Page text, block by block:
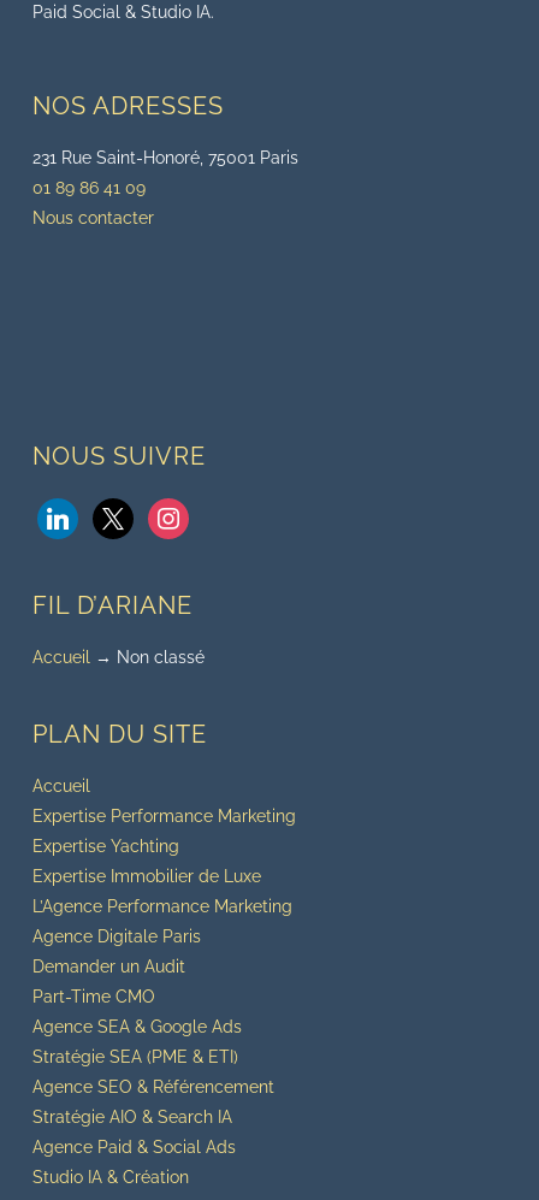
Paid Social & Studio IA.
NOS ADRESSES
231 Rue Saint-Honoré, 75001 Paris
01 89 86 41 09
Nous contacter
NOUS SUIVRE
linkedinx instagram
FIL D’ARIANE
Accueil → Non classé
PLAN DU SITE
Accueil
Expertise Performance Marketing
Expertise Yachting
Expertise Immobilier de Luxe
L’Agence Performance Marketing
Agence Digitale Paris
Demander un Audit
Part-Time CMO
Agence SEA & Google Ads
Stratégie SEA (PME & ETI)
Agence SEO & Référencement
Stratégie AIO & Search IA
Agence Paid & Social Ads
Studio IA & Création